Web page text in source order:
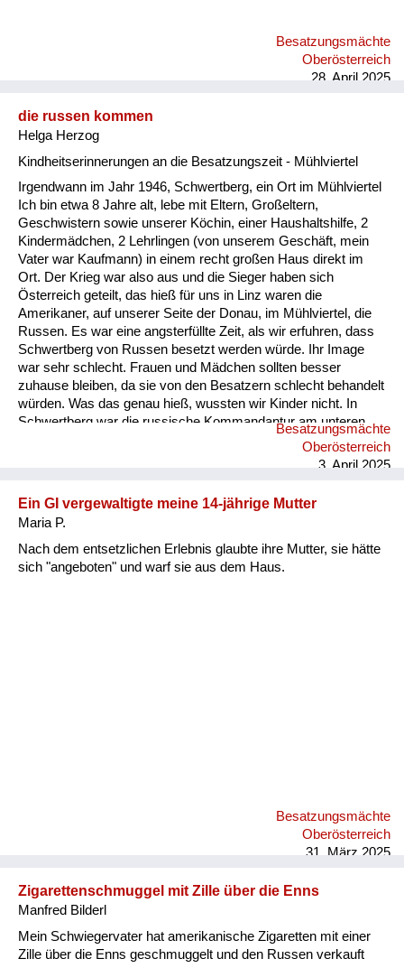
Besatzungsmächte
Oberösterreich
28. April 2025
die russen kommen
Helga Herzog
Kindheitserinnerungen an die Besatzungszeit - Mühlviertel
Irgendwann im Jahr 1946, Schwertberg, ein Ort im Mühlviertel
Ich bin etwa 8 Jahre alt, lebe mit Eltern, Großeltern,
Geschwistern sowie unserer Köchin, einer Haushaltshilfe, 2
Kindermädchen, 2 Lehrlingen (von unserem Geschäft, mein
Vater war Kaufmann) in einem recht großen Haus direkt im
Ort. Der Krieg war also aus und die Sieger haben sich
Österreich geteilt, das hieß für uns in Linz waren die
Amerikaner, auf unserer Seite der Donau, im Mühlviertel, die
Russen. Es war eine angsterfüllte Zeit, als wir erfuhren, dass
Schwertberg von Russen besetzt werden würde. Ihr Image
war sehr schlecht. Frauen und Mädchen sollten besser
zuhause bleiben, da sie von den Besatzern schlecht behandelt
würden. Was das genau hieß, wussten wir Kinder nicht. In
Schwertberg war die russische Kommandantur am unteren
Ende des Marktplatzes. Wir verständigten uns mit ihnen
zunächst "mit Händen und Füßen", später hatten wir uns ein
angeeignet, was ...
Besatzungsmächte
Oberösterreich
3. April 2025
Ein GI vergewaltigte meine 14-jährige Mutter
Maria P.
Nach dem entsetzlichen Erlebnis glaubte ihre Mutter, sie hätte
sich "angeboten" und warf sie aus dem Haus.
Besatzungsmächte
Oberösterreich
31. März 2025
Zigarettenschmuggel mit Zille über die Enns
Manfred Bilderl
Mein Schwiegervater hat amerikanische Zigaretten mit einer
Zille über die Enns geschmuggelt und den Russen verkauft